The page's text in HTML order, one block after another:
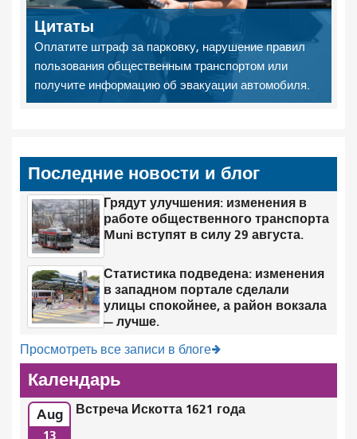
Цитаты
Оплатите штраф за парковку, нарушение правил
пользования общественным транспортом или
получите информацию об эвакуации автомобиля.
Последние новости и блог
Грядут улучшения: изменения в
работе общественного транспорта
Muni вступят в силу 29 августа.
Статистика подведена: изменения
в западном портале сделали
улицы спокойнее, а район вокзала
— лучше.
Просмотреть все записи в блоге
Календарь
Aug
13
Встреча Искотта 1621 года